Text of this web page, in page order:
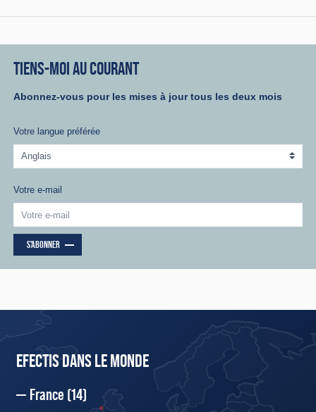
TIENS-MOI AU COURANT
Abonnez-vous pour les mises à jour tous les deux mois
Votre langue préférée
Votre e-mail
S'ABONNER
EFECTIS DANS LE MONDE
France (14)